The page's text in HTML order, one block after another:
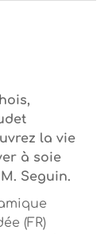
la vie
à soie
Seguin.
(FR)